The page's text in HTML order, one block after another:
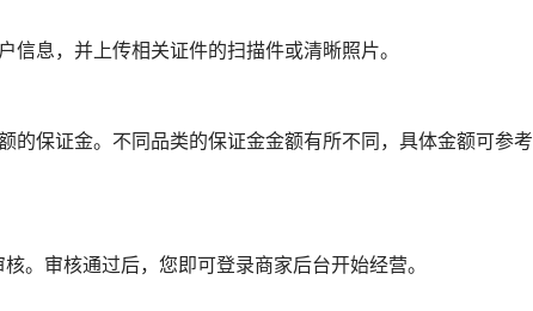
息，并上传相关证件的扫描件或清晰照片。
的保证金。不同品类的保证金金额有所不同，具体金额可参考
。审核通过后，您即可登录商家后台开始经营。